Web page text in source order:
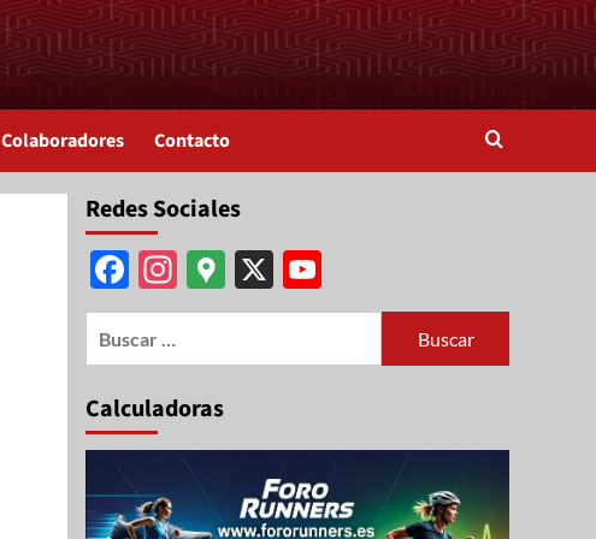
Colaboradores Contacto
Redes Sociales
Facebook
Instagram
Google
Maps
X YouTube
Channel
Calculadoras